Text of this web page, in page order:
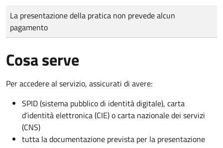
Tipo di pagamento
Importo
La presentazione della pratica non prevede alcun
pagamento
Cosa serve
Per accedere al servizio, assicurati di avere:
SPID (sistema pubblico di identità digitale), carta
d’identità elettronica (CIE) o carta nazionale dei servizi
(CNS)
tutta la documentazione prevista per la presentazione